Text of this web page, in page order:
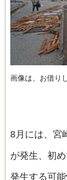
画像は、お借り
8月には、宮
が発生、初
発生する可